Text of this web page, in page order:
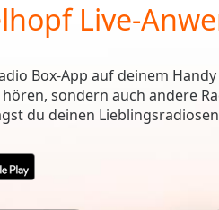
Live-
Box-App auf deinem
sondern auch andere
du deinen